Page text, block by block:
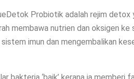
Probiotik adalah rejim detox
membawa nutrien dan oksigen
imun dan mengembalikan